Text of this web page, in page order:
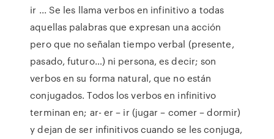
ir ... Se les llama verbos en infinitivo a todas
aquellas palabras que expresan una acción
pero que no señalan tiempo verbal (presente,
pasado, futuro…) ni persona, es decir; son
verbos en su forma natural, que no están
conjugados. Todos los verbos en infinitivo
terminan en; ar- er – ir (jugar – comer – dormir)
y dejan de ser infinitivos cuando se les conjuga,